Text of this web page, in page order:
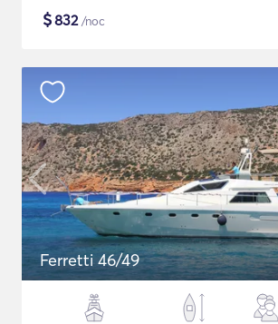
$832/noc
Ferretti 46/49